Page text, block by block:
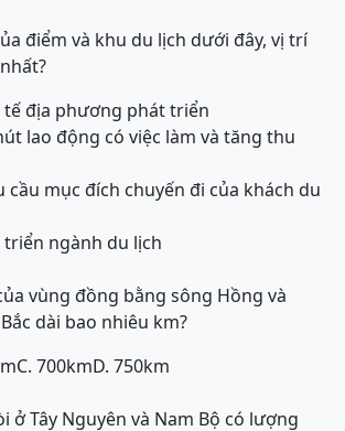
điểm và khu du lịch dưới đây, vị trí
tế địa phương phát triển
lao động có việc làm và tăng thu
cầu mục đích chuyến đi của khách du
triển ngành du lịch
vùng đồng bằng sông Hồng và
dài bao nhiêu km?
C. 700kmD. 750km
ở Tây Nguyên và Nam Bộ có lượng